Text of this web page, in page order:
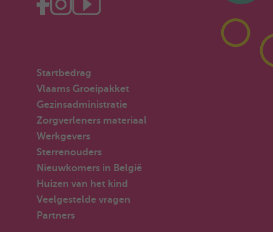
Startbedrag
Vlaams Groeipakket
Gezinsadministratie
Zorgverleners materiaal
Werkgevers
Sterrenouders
Nieuwkomers in België
Huizen van het kind
Veelgestelde vragen
Partners